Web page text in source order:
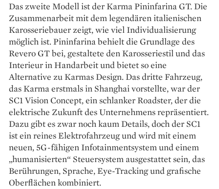
Das zweite Modell ist der ­Karma Pininfarina GT. Die
Zusammenarbeit mit dem legendären italienischen
Karosseriebauer zeigt, wie viel Individualisierung
möglich ist. Pininfarina behielt die Grundlage des
Revero GT bei, gestaltete den Karosseriestil und das
Interieur in Handarbeit und bietet so eine
Alternative zu Karmas Design. Das dritte Fahrzeug,
das Karma erstmals in Shanghai vorstellte, war der
SC1 Vision Concept, ein schlanker Roadster, der die
elektrische Zukunft des Unternehmens repräsentiert.
Dazu gibt es zwar noch kaum Details, doch der SC1
ist ein reines Elektrofahrzeug und wird mit einem
neuen, 5G-fähigen Infotainmentsystem und einem
„humanisierten“ Steuersystem ­ausgestattet sein, das
Berührungen, Sprache, Eye-Tracking und grafische
Ober­flächen kombiniert.